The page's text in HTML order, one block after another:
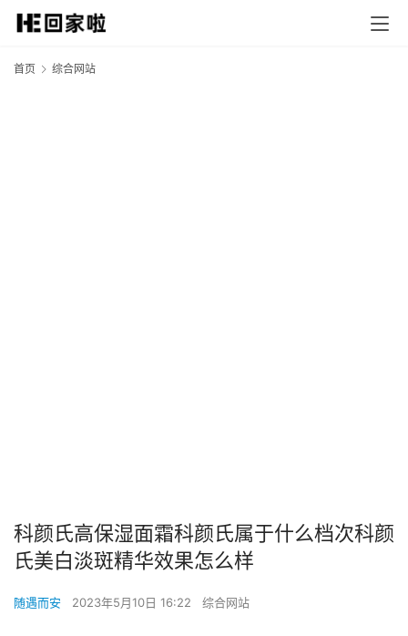
首页 综合网站
科颜氏高保湿面霜科颜氏属于什么档次科颜
氏美白淡斑精华效果怎么样
随遇而安 2023年5月10日 16:22 综合网站